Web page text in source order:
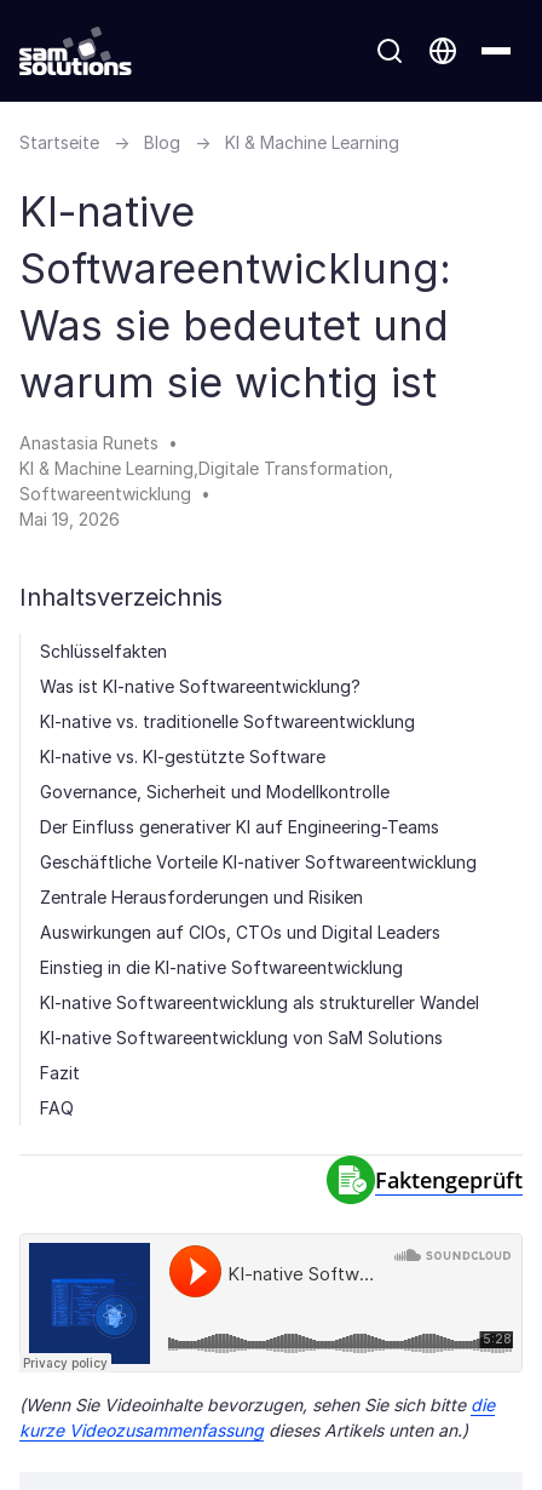
Startseite → Blog → KI & Machine Learning
KI-native
Softwareentwicklung:
Was sie bedeutet und
warum sie wichtig ist
Anastasia Runets
KI & Machine Learning Digitale Transformation
Softwareentwicklung
Mai 19, 2026
Inhaltsverzeichnis
Schlüsselfakten
Was ist KI-native Softwareentwicklung?
KI-native vs. traditionelle Softwareentwicklung
KI-native vs. KI-gestützte Software
Governance, Sicherheit und Modellkontrolle
Der Einfluss generativer KI auf Engineering-Teams
Geschäftliche Vorteile KI-nativer Softwareentwicklung
Zentrale Herausforderungen und Risiken
Auswirkungen auf CIOs, CTOs und Digital Leaders
Einstieg in die KI-native Softwareentwicklung
KI-native Softwareentwicklung als struktureller Wandel
KI-native Softwareentwicklung von SaM Solutions
Fazit
FAQ
Faktengeprüft
(Wenn Sie Videoinhalte bevorzugen, sehen Sie sich bitte die
kurze Videozusammenfassungdieses Artikels unten an.)